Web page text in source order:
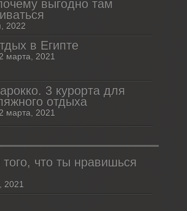
выгодно там
2022
в Египте
2 марта, 2021
3 курорта для
отдыха
2 марта, 2021
того, что ты нравишься
2021